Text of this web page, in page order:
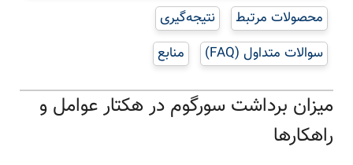
محصولات مرتبط
نتیجه‌گیری
سوالات متداول (FAQ)
منابع
میزان برداشت سورگوم در هکتار عوامل و
راهکارها